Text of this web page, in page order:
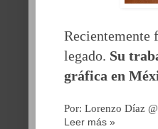
Recientemente
legado. Su
gráfica en
Por: Lorenzo Díaz
Leer más »